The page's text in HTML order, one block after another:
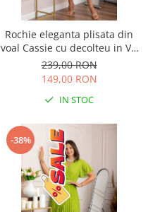
Rochie eleganta plisata din
voal Cassie cu decolteu in V -
Roz
239,00 RON
149,00 RON
IN STOC
-38%